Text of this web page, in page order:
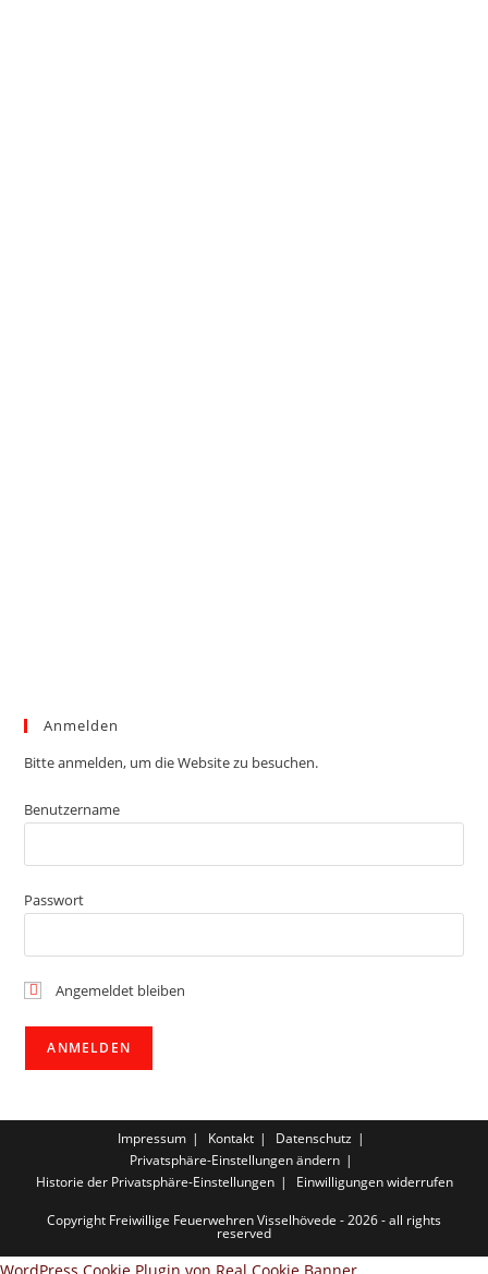
Anmelden
Bitte anmelden, um die Website zu besuchen.
Benutzername
Passwort
Angemeldet bleiben
Impressum Kontakt
Datenschutz
Privatsphäre-Einstellungen ändern
Historie der Privatsphäre-Einstellungen
Einwilligungen widerrufen
Copyright Freiwillige Feuerwehren Visselhövede - 2026 - all rights
reserved